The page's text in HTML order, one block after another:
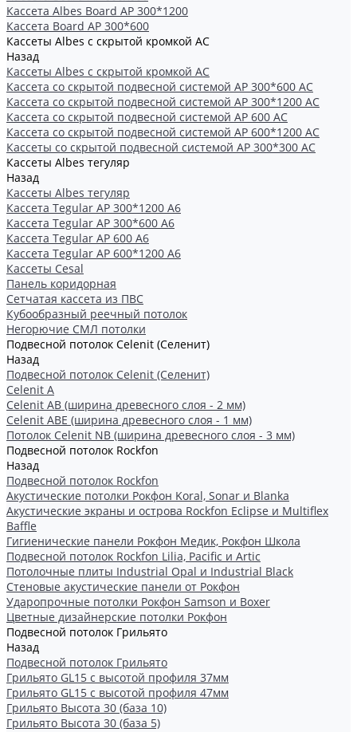
Кассетa Albes Board AP 300*1200
Кассета Board AP 300*600
Кассеты Albes с скрытой кромкой AC
Назад
Кассеты Albes с скрытой кромкой AC
Кассетa со скрытой подвесной системой АР 300*600 AC
Кассета со скрытой подвесной системой АР 300*1200 AC
Кассета со скрытой подвесной системой АР 600 AC
Кассета со скрытой подвесной системой АР 600*1200 AC
Кассеты со скрытой подвесной системой АР 300*300 АС
Кассеты Albes тегуляр
Назад
Кассеты Albes тегуляр
Кассета Tegular AP 300*1200 А6
Кассета Tegular AP 300*600 А6
Кассета Tegular AP 600 A6
Кассета Tegular AP 600*1200 А6
Кассеты Cesal
Панель коридорная
Сетчатая кассета из ПВС
Кубообразный реечный потолок
Негорючие СМЛ потолки
Подвесной потолок Celenit (Селенит)
Назад
Подвесной потолок Celenit (Селенит)
Celenit A
Celenit AB (ширина древесного слоя - 2 мм)
Celenit ABE (ширина древесного слоя - 1 мм)
Потолок Celenit NB (ширина древесного слоя - 3 мм)
Подвесной потолок Rockfon
Назад
Подвесной потолок Rockfon
Акустические потолки Рокфон Koral, Sonar и Blanka
Акустические экраны и острова Rockfon Eclipse и Multiflex
Baffle
Гигиенические панели Рокфон Медик, Рокфон Школа
Подвесной потолок Rockfon Lilia, Pacific и Artic
Потолочные плиты Industrial Opal и Industrial Black
Стеновые акустические панели от Рокфон
Ударопрочные потолки Рокфон Samson и Boxer
Цветные дизайнерские потолки Рокфон
Подвесной потолок Грильято
Назад
Подвесной потолок Грильято
Грильято GL15 с высотой профиля 37мм
Грильято GL15 с высотой профиля 47мм
Грильято Высота 30 (база 10)
Грильято Высота 30 (база 5)